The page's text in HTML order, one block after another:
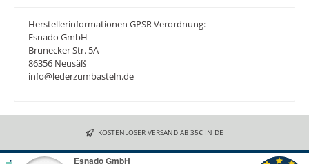
Herstellerinformationen GPSR Verordnung:
Esnado GmbH
Brunecker Str. 5A
86356 Neusäß
info@lederzumbasteln.de
KOSTENLOSER VERSAND AB 35€ IN DE